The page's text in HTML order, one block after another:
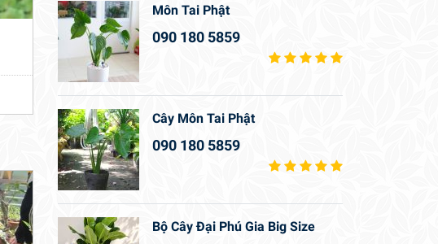
Môn Tai Phật
090 180 5859
Cây Môn Tai Phật
090 180 5859
Bộ Cây Đại Phú Gia Big Size